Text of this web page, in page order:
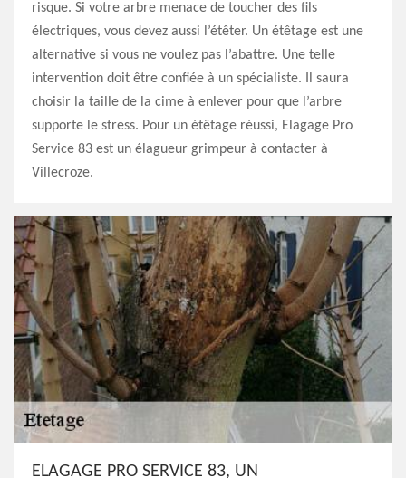
risque. Si votre arbre menace de toucher des fils
électriques, vous devez aussi l’étêter. Un étêtage est une
alternative si vous ne voulez pas l’abattre. Une telle
intervention doit être confiée à un spécialiste. Il saura
choisir la taille de la cime à enlever pour que l’arbre
supporte le stress. Pour un étêtage réussi, Elagage Pro
Service 83 est un élagueur grimpeur à contacter à
Villecroze.
ELAGAGE PRO SERVICE 83, UN